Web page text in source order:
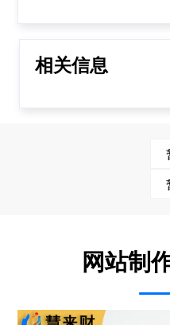
相关信息
网站制